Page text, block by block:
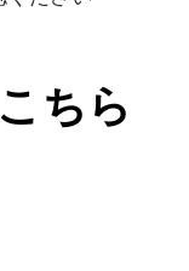
ちら